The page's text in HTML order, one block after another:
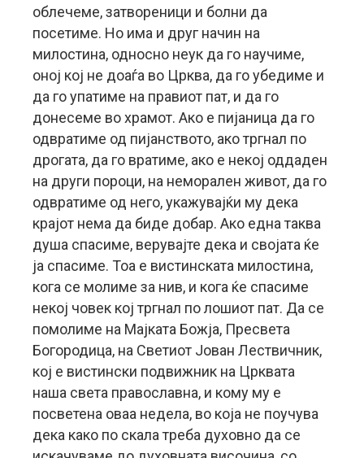
облечеме, затвореници и болни да
посетиме. Но има и друг начин на
милостина, односно неук да го научиме,
оној кој не доаѓа во Црква, да го убедиме и
да го упатиме на правиот пат, и да го
донесеме во храмот. Ако е пијаница да го
одвратиме од пијанството, ако тргнал по
дрогата, да го вратиме, ако е некој оддаден
на други пороци, на неморален живот, да го
одвратиме од него, укажувајќи му дека
крајот нема да биде добар. Ако една таква
душа спасиме, верувајте дека и својата ќе
ја спасиме. Тоа е вистинската милостина,
кога се молиме за нив, и кога ќе спасиме
некој човек кој тргнал по лошиот пат. Да се
помолиме на Мајката Божја, Пресвета
Богородица, на Светиот Јован Лествичник,
кој е вистински подвижник на Црквата
наша света православна, и кому му е
посветена оваа недела, во која не поучува
дека како по скала треба духовно да се